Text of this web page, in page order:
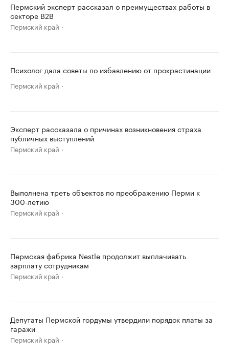
Пермский эксперт рассказал о преимуществах работы в
секторе B2B
Пермский край
Психолог дала советы по избавлению от прокрастинации
Пермский край
Эксперт рассказала о причинах возникновения страха
публичных выступлений
Пермский край
Выполнена треть объектов по преображению Перми к
300-летию
Пермский край
Пермская фабрика Nestle продолжит выплачивать
зарплату сотрудникам
Пермский край
Депутаты Пермской гордумы утвердили порядок платы за
гаражи
Пермский край